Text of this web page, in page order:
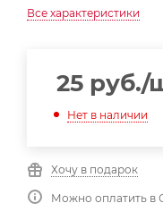
Все характеристики
25 руб./
Нет в наличии
Хочу в подарок
Можно оплатить